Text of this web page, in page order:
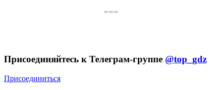
Присоединяйтесь к Телеграм-группе @top_gdz
Присоединиться